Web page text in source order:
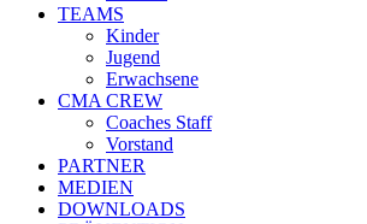
TEAMS
Kinder
Jugend
Erwachsene
CMA CREW
Coaches Staff
Vorstand
PARTNER
MEDIEN
DOWNLOADS